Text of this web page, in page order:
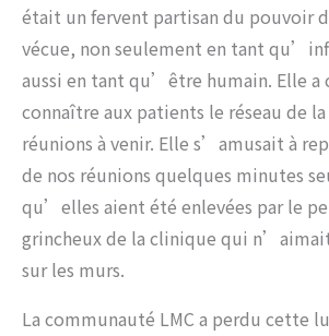
était un fervent partisan du pouvoir
vécue, non seulement en tant
aussi en tant qu’être humain. Elle a
connaître aux patients le réseau de la
réunions à venir. Elle s’amusait à
de nos réunions quelques minutes
qu’elles aient été enlevées par le
grincheux de la clinique qui
sur les murs.
La communauté LMC a perdu cette